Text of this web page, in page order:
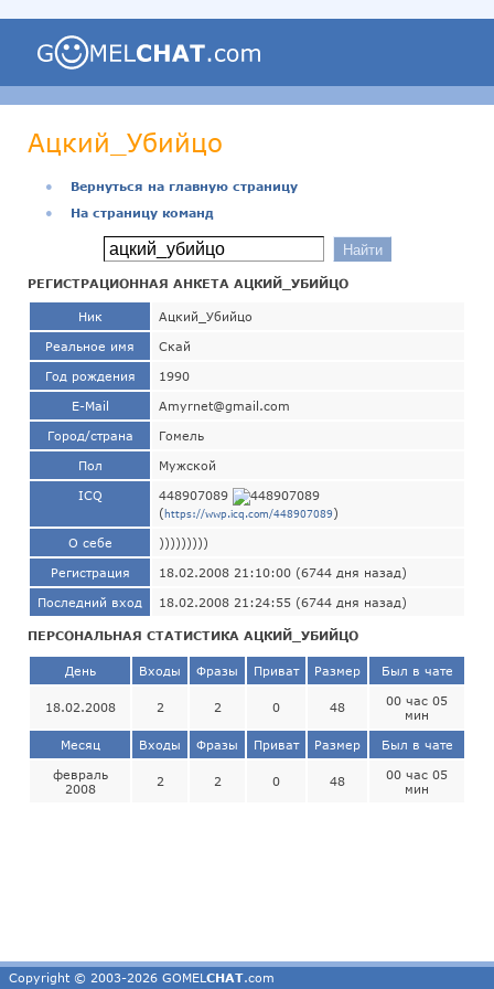
Ацкий_Убийцо
●
Вернуться на главную страницу
●
На страницу команд
РЕГИСТРАЦИОННАЯ АНКЕТА АЦКИЙ_УБИЙЦО
Ник Ацкий_Убийцо
Реальное имя Скай
Год рождения 1990
E-Mail Amyrnet@gmail.com
Город/страна Гомель
Пол Мужской
ICQ
448907089
(https://wwp.icq.com/448907089)
О себе )))))))))
Регистрация 18.02.2008 21:10:00 (6744 дня назад)
Последний вход 18.02.2008 21:24:55 (6744 дня назад)
ПЕРСОНАЛЬНАЯ СТАТИСТИКА АЦКИЙ_УБИЙЦО
День Входы Фразы Приват Размер Был в чате
18.02.2008 2 2 0 48
00 час 05
мин
Месяц Входы Фразы Приват Размер Был в чате
февраль
2008
2 2 0 48
00 час 05
мин
Copyright © 2003-2026 GOMEL CHAT.com